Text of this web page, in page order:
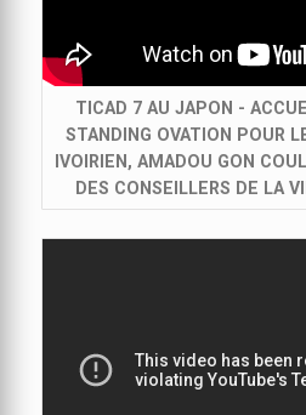
TICAD 7 AU JAPON -
STANDING OVATION POUR
IVOIRIEN, AMADOU GON
DES CONSEILLERS DE LA